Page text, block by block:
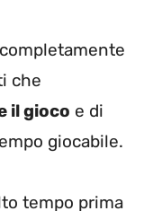
completamente
che
il gioco e di
giocabile.
tempo prima